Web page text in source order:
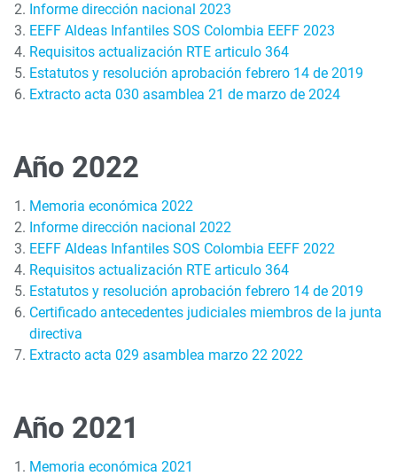
Informe dirección nacional 2023
EEFF Aldeas Infantiles SOS Colombia EEFF 2023
Requisitos actualización RTE articulo 364
Estatutos y resolución aprobación febrero 14 de 2019
Extracto acta 030 asamblea 21 de marzo de 2024
Año 2022
Memoria económica 2022
Informe dirección nacional 2022
EEFF Aldeas Infantiles SOS Colombia EEFF 2022
Requisitos actualización RTE articulo 364
Estatutos y resolución aprobación febrero 14 de 2019
Certificado antecedentes judiciales miembros de la junta
directiva
Extracto acta 029 asamblea marzo 22 2022
Año 2021
Memoria económica 2021